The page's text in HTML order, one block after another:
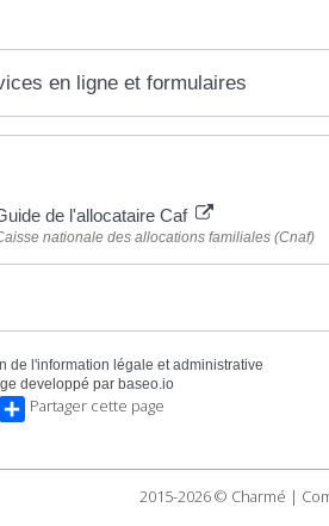
en ligne et formulaires
de l'allocataire Caf
nationale des allocations familiales (Cnaf)
de l'information légale et administrative
developpé par baseo.io
Partager cette page
2015-2026 © Charmé |